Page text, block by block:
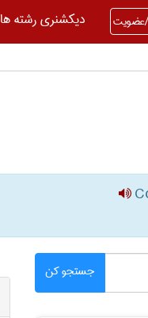
عضویت دیکشنری رشته ها
جستجو کن